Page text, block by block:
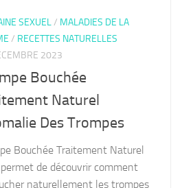
SEXUEL/ MALADIES DE LA
/ RECETTES NATURELLES
2023
Bouchée
Naturel
Des Trompes
Bouchée Traitement Naturel
de découvrir comment
naturellement les trompes